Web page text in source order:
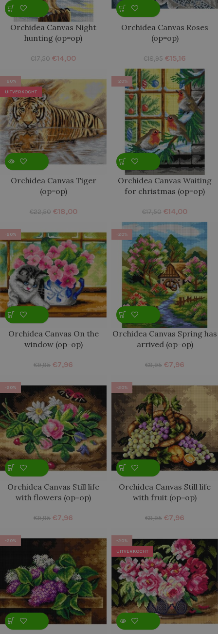
Orchidea Canvas Night
hunting (op=op)
€17,50 €14,00
Orchidea Canvas Roses
(op=op)
€18,95 €15,16
-20%
UITVERKOCHT
Orchidea Canvas Tiger
(op=op)
€22,50 €18,00
-20%
Orchidea Canvas Waiting
for christmas (op=op)
€17,50 €14,00
-20%
Orchidea Canvas On the
window (op=op)
€9,95 €7,96
-20%
Orchidea Canvas Spring has
arrived (op=op)
€9,95 €7,96
-20%
Orchidea Canvas Still life
with flowers (op=op)
€9,95 €7,96
-20%
Orchidea Canvas Still life
with fruit (op=op)
€9,95 €7,96
-20%
-20%
UITVERKOCHT